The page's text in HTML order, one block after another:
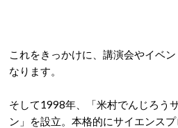
これをきっかけに、講演会やイベ
なります。
そして1998年、「米村でんじろう
ン」を設立。 本格的にサイエンス